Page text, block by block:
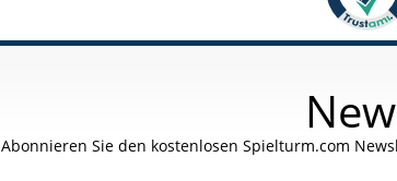
Abonnieren Sie den kostenlosen Spielturm.com